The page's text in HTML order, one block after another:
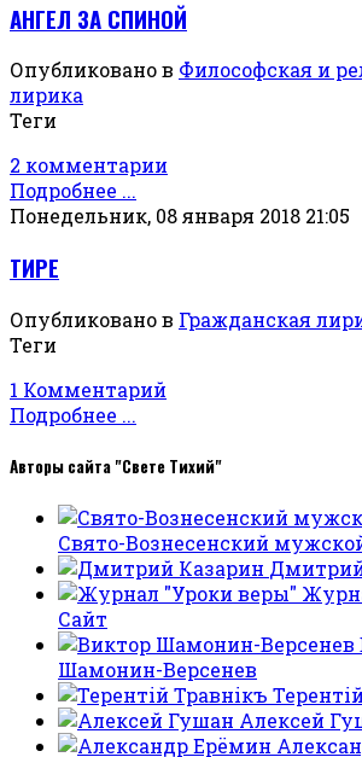
АНГЕЛ ЗА СПИНОЙ
Опубликовано в Философская и
лирика
Теги
2 комментарии
Подробнее ...
Понедельник, 08 января 2018 21:05
ТИРЕ
Опубликовано в Гражданская
Теги
1 Комментарий
Подробнее ...
Авторы сайта "Свете Тихий"
Свято-Вознесенский
Сайт
Шамонин-Версенев
Алексей